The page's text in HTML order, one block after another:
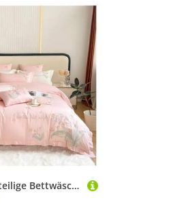
BDDCYWY Vierteilige Bettwäsche-Set Chic Lily of The Valley Stickerei 600TC Langstufe Baumwolle Bettwäsche Königin King Blumen Bettdecke Abdeckblatt Kissenwecker Bett Vier Stücke Set,